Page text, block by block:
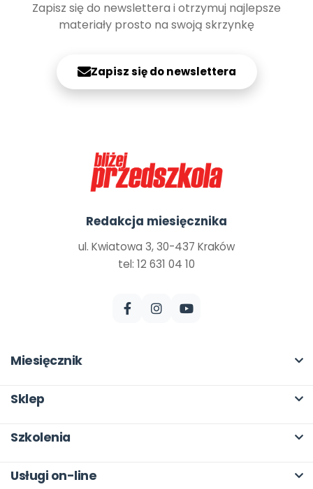
Zapisz się do newslettera i otrzymuj najlepsze
materiały prosto na swoją skrzynkę
Zapisz się do newslettera
Redakcja miesięcznika
ul. Kwiatowa 3, 30-437 Kraków
tel: 12 631 04 10
Miesięcznik
Scenariusze i artykuły
Sklep
Dla autorów
Szkolenia
Usługi on-line